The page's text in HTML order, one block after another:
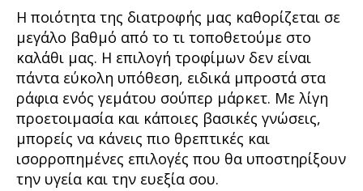
Η ποιότητα της διατροφής μας καθορίζεται σε
μεγάλο βαθμό από το τι τοποθετούμε στο
καλάθι μας. Η επιλογή τροφίμων δεν είναι
πάντα εύκολη υπόθεση, ειδικά μπροστά στα
ράφια ενός γεμάτου σούπερ μάρκετ. Με λίγη
προετοιμασία και κάποιες βασικές γνώσεις,
μπορείς να κάνεις πιο θρεπτικές και
ισορροπημένες επιλογές που θα υποστηρίξουν
την υγεία και την ευεξία σου.